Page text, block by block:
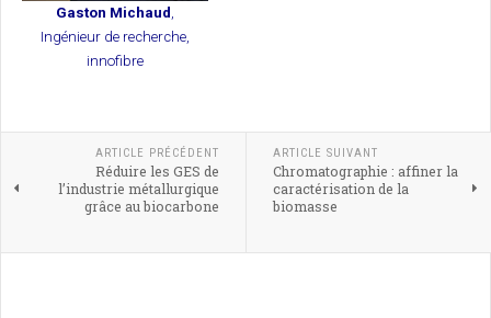
Gaston Michaud
Ingénieur de recherche,
innofibre
ARTICLE PRÉCÉDENT
Réduire les GES de
l’industrie métallurgique
grâce au biocarbone
ARTICLE SUIVANT
Chromatographie : affiner la
caractérisation de la
biomasse